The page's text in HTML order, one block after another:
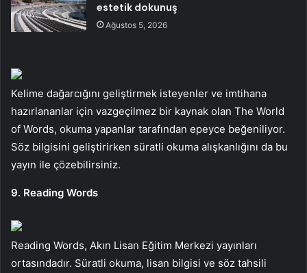
estetik dokunuş
Ağustos 5, 2026
Kelime dağarcığını geliştirmek isteyenler ve imtihana
hazırlananlar için vazgeçilmez bir kaynak olan The World
of Words, okuma yapanlar tarafından epeyce beğeniliyor.
Söz bilgisini geliştirirken süratli okuma alışkanlığını da bu
yayın ile çözebilirsiniz.
9. Reading Words
Reading Words, Akın Lisan Eğitim Merkezi yayınları
ortasındadır. Süratli okuma, lisan bilgisi ve söz tahsili